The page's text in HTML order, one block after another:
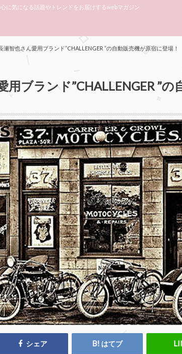
に気になる話題やトレンドをお届けするwebマガジン
瀬智也さん愛用ブランド”CHALLENGER ”の自動販売機が原宿に登場！
用ブランド”CHALLENGER ”の
シェア はてブ